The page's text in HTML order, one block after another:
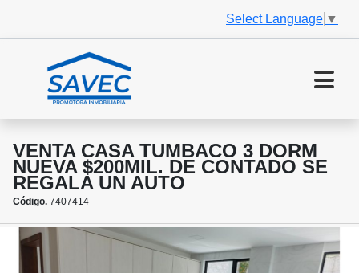
Select Language ▼
VENTA CASA TUMBACO 3 DORM
NUEVA $200MIL. DE CONTADO SE
REGALA UN AUTO
Código. 7407414